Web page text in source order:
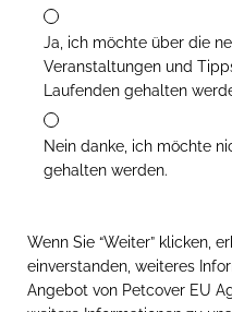
Ja, ich möchte über die
Veranstaltungen und
Laufenden gehalten
Nein danke, ich möchte
gehalten werden.
Wenn Sie “Weiter” klicken,
einverstanden, weiteres
Angebot von Petcover EU